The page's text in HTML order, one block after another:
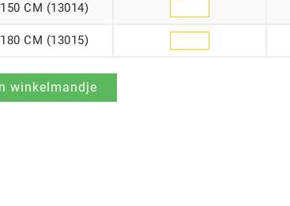
150 CM (13014)
180 CM (13015)